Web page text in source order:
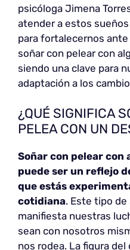
psicóloga Jimena
atender a estos
para fortalecernos
soñar con pelear con
siendo una clave para
adaptación a los
¿QUÉ SIGNIFICA
PELEA CON UN
Soñar con pelear con
puede ser un reflejo
que estás
cotidiana. Este tipo
manifiesta nuestras
sean con nosotros
nos rodea. La figura